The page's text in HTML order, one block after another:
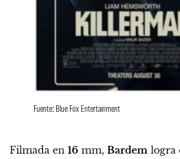
Fuente: Blue Fox Entertainment
Filmada en 16 mm, Bardem logra